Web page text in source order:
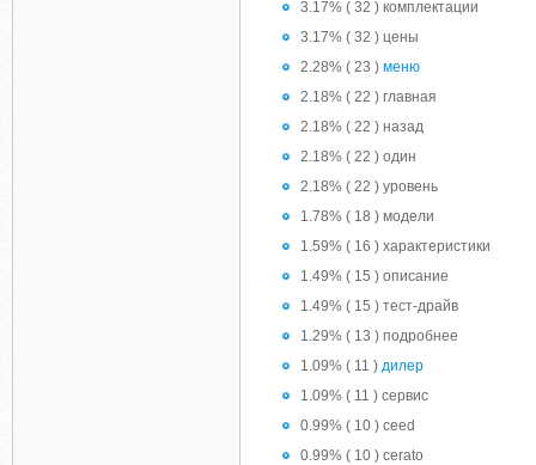
3.17% ( 32 ) комплектации
3.17% ( 32 ) цены
2.28% ( 23 ) меню
2.18% ( 22 ) главная
2.18% ( 22 ) назад
2.18% ( 22 ) один
2.18% ( 22 ) уровень
1.78% ( 18 ) модели
1.59% ( 16 ) характеристики
1.49% ( 15 ) описание
1.49% ( 15 ) тест-драйв
1.29% ( 13 ) подробнее
1.09% ( 11 ) дилер
1.09% ( 11 ) сервис
0.99% ( 10 ) ceed
0.99% ( 10 ) cerato